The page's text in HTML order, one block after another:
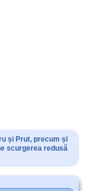
și Prut, precum și
scurgerea redusă